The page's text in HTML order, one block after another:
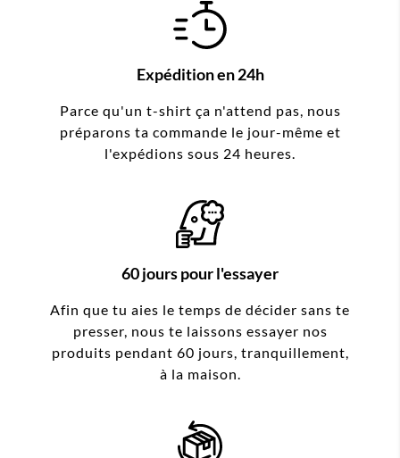
Expédition en 24h
Parce qu'un t-shirt ça n'attend pas, nous
préparons ta commande le jour-même et
l'expédions sous 24 heures.
60 jours pour l'essayer
Afin que tu aies le temps de décider sans te
presser, nous te laissons essayer nos
produits pendant 60 jours, tranquillement,
à la maison.